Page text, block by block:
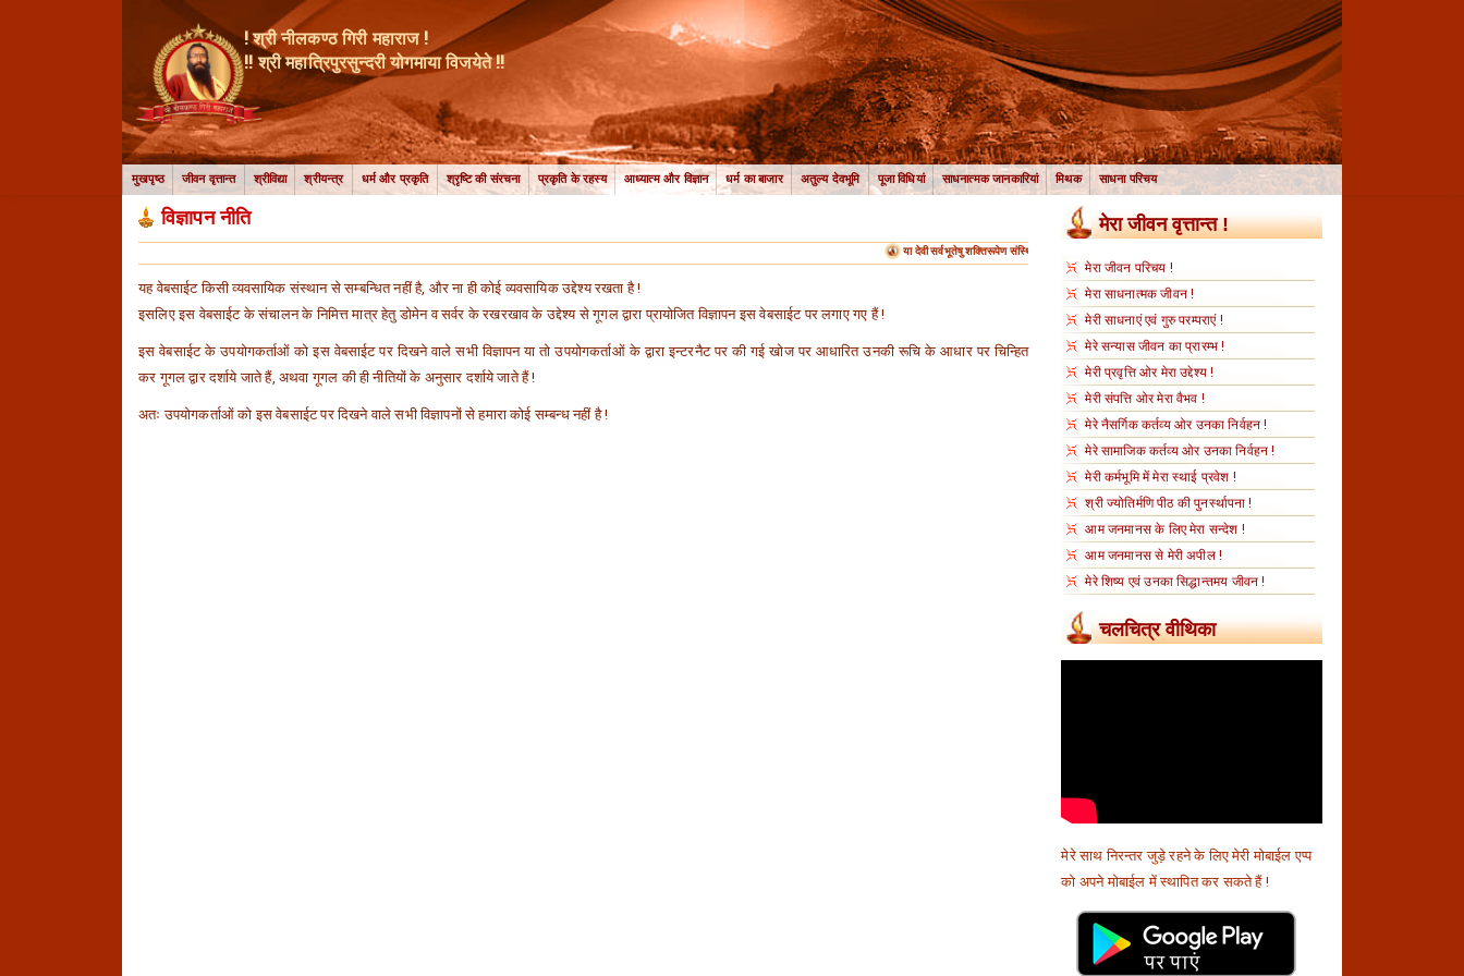
! श्री नीलकण्ठ गिरी महाराज !
!! श्री महात्रिपुरसुन्दरी योगमाया विजयेते !!
मुखपृष्ठ जीवन वृत्तान्त श्रीविद्या श्रीयन्त्र धर्म और प्रकृति श्रृष्टि की संरचना प्रकृति के रहस्य आध्यात्म और विज्ञान धर्म का बाजार अतुल्य देवभूमि पूजा विधियां साधनात्मक जानकारियां मिथक साधना परिचय
विज्ञापन नीति
या देवी सर्वभूतेषु शक्तिरूपेण संस्थिता, नमस्तस्यै, नमस्तस्यै, नमस्तस्यै नमो नमः । माँ भगवती आप सब के जीवन को अनन्त खुशियों से परिपूर्ण करें ।
यह वेबसाईट किसी व्यवसायिक संस्थान से सम्बन्धित नहीं है, और ना ही कोई व्यवसायिक उद्देश्य रखता है !
इसलिए इस वेबसाईट के संचालन के निमित्त मात्र हेतु डोमेन व सर्वर के रखरखाव के उद्देश्य से गूगल द्वारा प्रायोजित विज्ञापन इस वेबसाईट पर लगाए गए हैं !
इस वेबसाईट के उपयोगकर्ताओं को इस वेबसाईट पर दिखने वाले सभी विज्ञापन या तो उपयोगकर्ताओं के द्वारा इन्टरनैट पर की गई खोज पर आधारित उनकी रूचि के आधार पर चिन्हित
कर गूगल द्वार दर्शाये जाते हैं, अथवा गूगल की ही नीतियों के अनुसार दर्शाये जाते हैं !
अतः उपयोगकर्ताओं को इस वेबसाईट पर दिखने वाले सभी विज्ञापनों से हमारा कोई सम्बन्ध नहीं है !
मेरा जीवन वृत्तान्त !
मेरा जीवन परिचय !
मेरा साधनात्मक जीवन !
मेरी साधनाएं एवं गुरु परम्पराएं !
मेरे सन्यास जीवन का प्रारम्भ !
मेरी प्रवृत्ति ओर मेरा उद्देश्य !
मेरी संपत्ति ओर मेरा वैभव !
मेरे नैसर्गिक कर्तव्य ओर उनका निर्वहन !
मेरे सामाजिक कर्तव्य ओर उनका निर्वहन !
मेरी कर्मभूमि में मेरा स्थाई प्रवेश !
श्री ज्योतिर्मणि पीठ की पुनर्स्थापना !
आम जनमानस के लिए मेरा सन्देश !
आम जनमानस से मेरी अपील !
मेरे शिष्य एवं उनका सिद्धान्तमय जीवन !
चलचित्र वीथिका
मेरे साथ निरन्तर जुड़े रहने के लिए मेरी मोबाईल एप्प
को अपने मोबाईल में स्थापित कर सकते हैं !